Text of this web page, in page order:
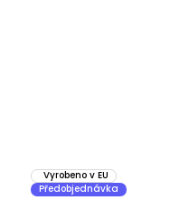
Vyrobeno v EU
Předobjednávka